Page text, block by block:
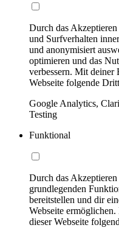
Durch das
und Surfverhalten
und anonymisiert
optimieren und das
verbessern. Mit
Webseite folgende
Google Analytics,
Testing
Funktional
Durch das
grundlegenden
bereitstellen und dir
Webseite
dieser Webseite